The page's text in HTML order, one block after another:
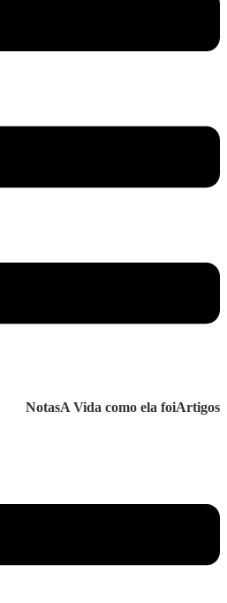
NotasA Vida como ela foiArtigos